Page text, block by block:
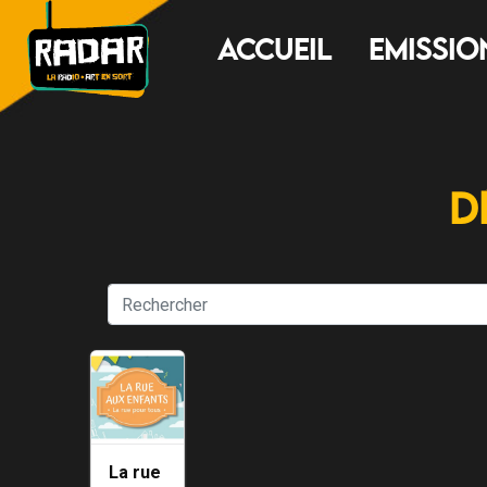
Accueil
La rue